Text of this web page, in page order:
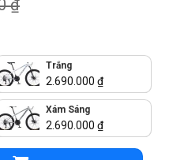
₫
Trắng
2.690.000 ₫
Xám Sáng
2.690.000 ₫
- Phanh Đĩa Cơ số lượng